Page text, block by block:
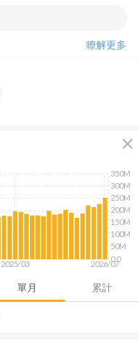
瞭解更多
close
單月 累計
2025/03 2026/07
0.0
50M
100M
150M
200M
250M
300M
350M